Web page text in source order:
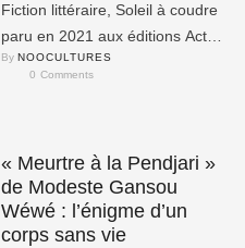
Fiction littéraire, Soleil à coudre
paru en 2021 aux éditions Actes
Sud est le premier roman de
By NOOCULTURES
0 Comments
« Meurtre à la Pendjari »
de Modeste Gansou
Wéwé : l’énigme d’un
corps sans vie